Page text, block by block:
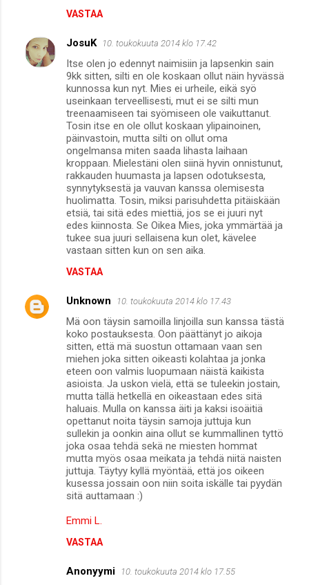
VASTAA
JosuK 10. toukokuuta 2014 klo 17.42
Itse olen jo edennyt naimisiin ja lapsenkin sain
9kk sitten, silti en ole koskaan ollut näin hyvässä
kunnossa kun nyt. Mies ei urheile, eikä syö
useinkaan terveellisesti, mut ei se silti mun
treenaamiseen tai syömiseen ole vaikuttanut.
Tosin itse en ole ollut koskaan ylipainoinen,
päinvastoin, mutta silti on ollut oma
ongelmansa miten saada lihasta laihaan
kroppaan. Mielestäni olen siinä hyvin onnistunut,
rakkauden huumasta ja lapsen odotuksesta,
synnytyksestä ja vauvan kanssa olemisesta
huolimatta. Tosin, miksi parisuhdetta pitäiskään
etsiä, tai sitä edes miettiä, jos se ei juuri nyt
edes kiinnosta. Se Oikea Mies, joka ymmärtää ja
tukee sua juuri sellaisena kun olet, kävelee
vastaan sitten kun on sen aika.
VASTAA
Unknown 10. toukokuuta 2014 klo 17.43
Mä oon täysin samoilla linjoilla sun kanssa tästä
koko postauksesta. Oon päättänyt jo aikoja
sitten, että mä suostun ottamaan vaan sen
miehen joka sitten oikeasti kolahtaa ja jonka
eteen oon valmis luopumaan näistä kaikista
asioista. Ja uskon vielä, että se tuleekin jostain,
mutta tällä hetkellä en oikeastaan edes sitä
haluais. Mulla on kanssa äiti ja kaksi isoäitiä
opettanut noita täysin samoja juttuja kun
sullekin ja oonkin aina ollut se kummallinen tyttö
joka osaa tehdä sekä ne miesten hommat
mutta myös osaa meikata ja tehdä niitä naisten
juttuja. Täytyy kyllä myöntää, että jos oikeen
kusessa jossain oon niin soita iskälle tai pyydän
sitä auttamaan :)
Emmi L.
VASTAA
Anonyymi 10. toukokuuta 2014 klo 17.55